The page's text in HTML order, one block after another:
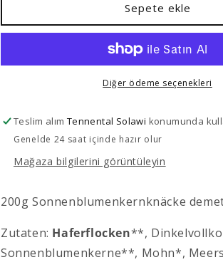
adedi
azaltın
adedi
artırın
Sepete ekle
Diğer ödeme seçenekleri
Teslim alım Tennental Solawi konumunda
Genelde 24 saat içinde hazır olur
Mağaza bilgilerini görüntüleyin
200g Sonnenblumenkernknäcke
Zutaten: Haferflocken**,
Sonnenblumenkerne**, Mohn*,